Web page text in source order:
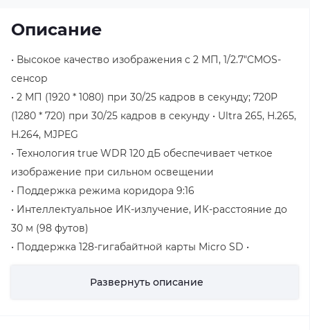
Описание
• Высокое качество изображения с 2 МП, 1/2.7"CMOS-
сенсор
• 2 МП (1920 * 1080) при 30/25 кадров в секунду; 720P
(1280 * 720) при 30/25 кадров в секунду • Ultra 265, H.265,
H.264, MJPEG
• Технология true WDR 120 дБ обеспечивает четкое
изображение при сильном освещении
• Поддержка режима коридора 9:16
• Интеллектуальное ИК-излучение, ИК-расстояние до
30 м (98 футов)
• Поддержка 128-гигабайтной карты Micro SD •
• Степень защиты IP67Развернуть описание